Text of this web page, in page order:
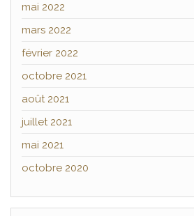
mai 2022
mars 2022
février 2022
octobre 2021
août 2021
juillet 2021
mai 2021
octobre 2020